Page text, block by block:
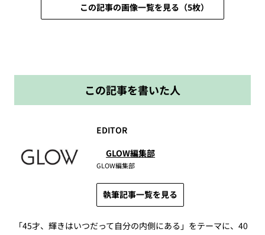
この記事の画像一覧を見る（5枚）
この記事を書いた人
EDITOR
GLOW編集部
GLOW編集部
執筆記事一覧を見る
「45才、輝きはいつだって自分の内側にある」をテーマに、40